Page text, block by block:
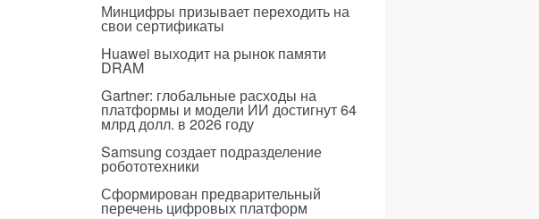
Минцифры призывает переходить на
свои сертификаты
Huawei выходит на рынок памяти
DRAM
Gartner: глобальные расходы на
платформы и модели ИИ достигнут 64
млрд долл. в 2026 году
Samsung создает подразделение
робототехники
Сформирован предварительный
перечень цифровых платформ